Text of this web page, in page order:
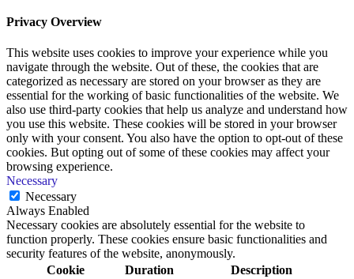
Privacy Overview
This website uses cookies to improve your experience while you
navigate through the website. Out of these, the cookies that are
categorized as necessary are stored on your browser as they are
essential for the working of basic functionalities of the website. We
also use third-party cookies that help us analyze and understand how
you use this website. These cookies will be stored in your browser
only with your consent. You also have the option to opt-out of these
cookies. But opting out of some of these cookies may affect your
browsing experience.
Necessary
Necessary
Always Enabled
Necessary cookies are absolutely essential for the website to
function properly. These cookies ensure basic functionalities and
security features of the website, anonymously.
Cookie
Duration Description